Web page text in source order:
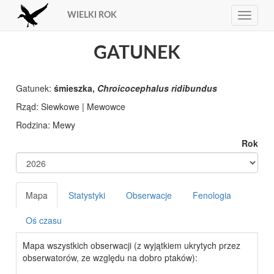
Toggle
WIELKI ROK
GATUNEK
Gatunek:śmieszka, Chroicocephalus ridibundus
Rząd:
Rodzina:
Rok
Mapa Statystyki Obserwacje Fenologia
Oś czasu
Mapa wszystkich obserwacji (z wyjątkiem ukrytych przez
obserwatorów, ze względu na dobro ptaków):